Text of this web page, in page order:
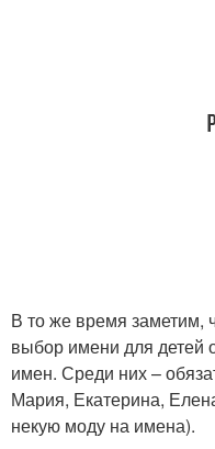
В то же время заметим,
выбор имени для детей
имен. Среди них –
Мария, Екатерина,
некую моду на имена).